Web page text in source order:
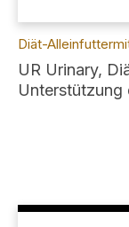
Diät-
UR Urinary,
Unterstützung